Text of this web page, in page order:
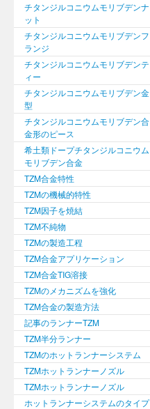
チタンジルコニウムモリブデンナ
ット
チタンジルコニウムモリブデンフ
ランジ
チタンジルコニウムモリブデンテ
ィー
チタンジルコニウムモリブデン金
型
チタンジルコニウムモリブデン合
金形のピース
希土類ドープチタンジルコニウム
モリブデン合金
TZM合金特性
TZMの機械的特性
TZM因子を焼結
TZM不純物
TZMの製造工程
TZM合金アプリケーション
TZM合金TIG溶接
TZMのメカニズムを強化
TZM合金の製造方法
記事のランナーTZM
TZM半分ランナー
TZMのホットランナーシステム
TZMホットランナーノズル
TZMホットランナーノズル
ホットランナーシステムのタイプ